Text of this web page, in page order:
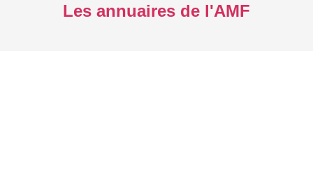
Les annuaires de l'AMF